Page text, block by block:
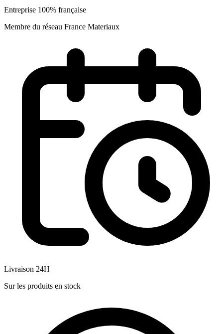
Entreprise 100% française
Membre du réseau France Materiaux
Livraison 24H
Sur les produits en stock